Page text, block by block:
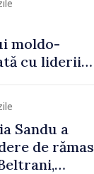
moldo-
cu liderii
Sandu a
de rămas